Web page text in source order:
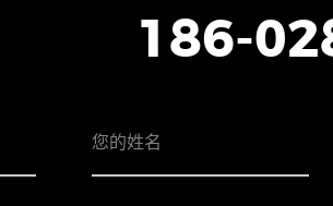
186-